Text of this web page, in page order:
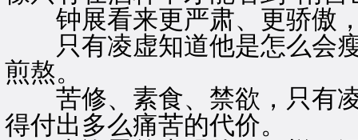
钟展看来更严肃、更骄傲
只有凌虚知道他是怎么会瘦
煎熬。
苦修、素食、禁欲，只有凌
得付出多么痛苦的代价。